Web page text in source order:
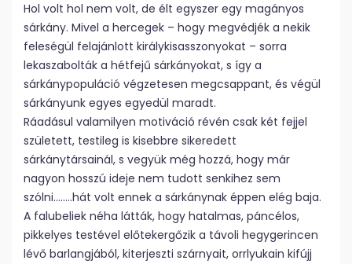
Hol volt hol nem volt, de élt egyszer egy magányos
sárkány. Mivel a hercegek – hogy megvédjék a nekik
feleségül felajánlott királykisasszonyokat – sorra
lekaszabolták a hétfejű sárkányokat, s így a
sárkánypopuláció végzetesen megcsappant, és végül
sárkányunk egyes egyedül maradt.
Ráadásul valamilyen motiváció révén csak két fejjel
született, testileg is kisebbre sikeredett
sárkánytársainál, s vegyük még hozzá, hogy már
nagyon hosszú ideje nem tudott senkihez sem
szólni……..hát volt ennek a sárkánynak éppen elég baja.
A falubeliek néha látták, hogy hatalmas, páncélos,
pikkelyes testével előtekergőzik a távoli hegygerincen
lévő barlangjából, kiterjeszti szárnyait, orrlyukain kifújj